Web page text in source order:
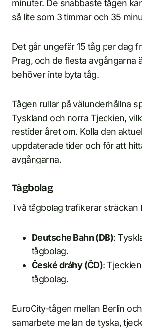
minuter. De snabbaste tågen
så lite som 3 timmar och 35
Det går ungefär 15 tåg per dag
Prag, och de flesta avgångarna
behöver inte byta tåg.
Tågen rullar på välunderhållna
Tyskland och norra Tjeckien,
restider året om. Kolla den
uppdaterade tider och för att
avgångarna.
Tågbolag
Två tågbolag trafikerar sträckan
Deutsche Bahn (DB):
tågbolag.
České dráhy (ČD):
tågbolag.
EuroCity-tågen mellan Berlin
samarbete mellan de tyska,